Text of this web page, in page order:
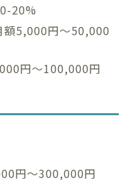
20%
額5,000円～50,000
円～100,000円
円～300,000円